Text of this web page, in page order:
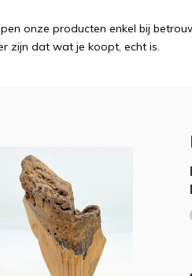
onze producten enkel bij
zijn dat wat je koopt, echt is.